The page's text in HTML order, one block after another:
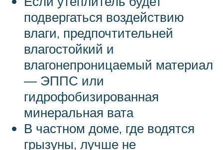
подвергаться воздействию
влаги, предпочтительней
влагостойкий и
влагонепроницаемый материал
— ЭППС или
гидрофобизированная
минеральная вата
В частном доме, где водятся
грызуны, лучше не